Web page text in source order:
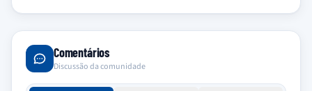
Comentários
Discussão da comunidade